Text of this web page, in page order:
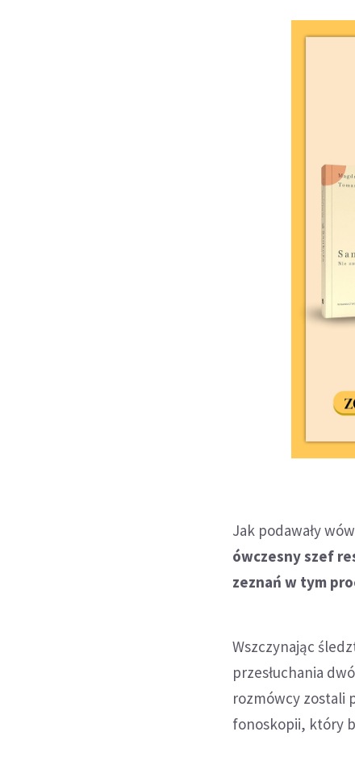
Jak podawały
ówczesny szef
zeznań w tym
Wszczynając
przesłuchania
rozmówcy zostali
fonoskopii, który